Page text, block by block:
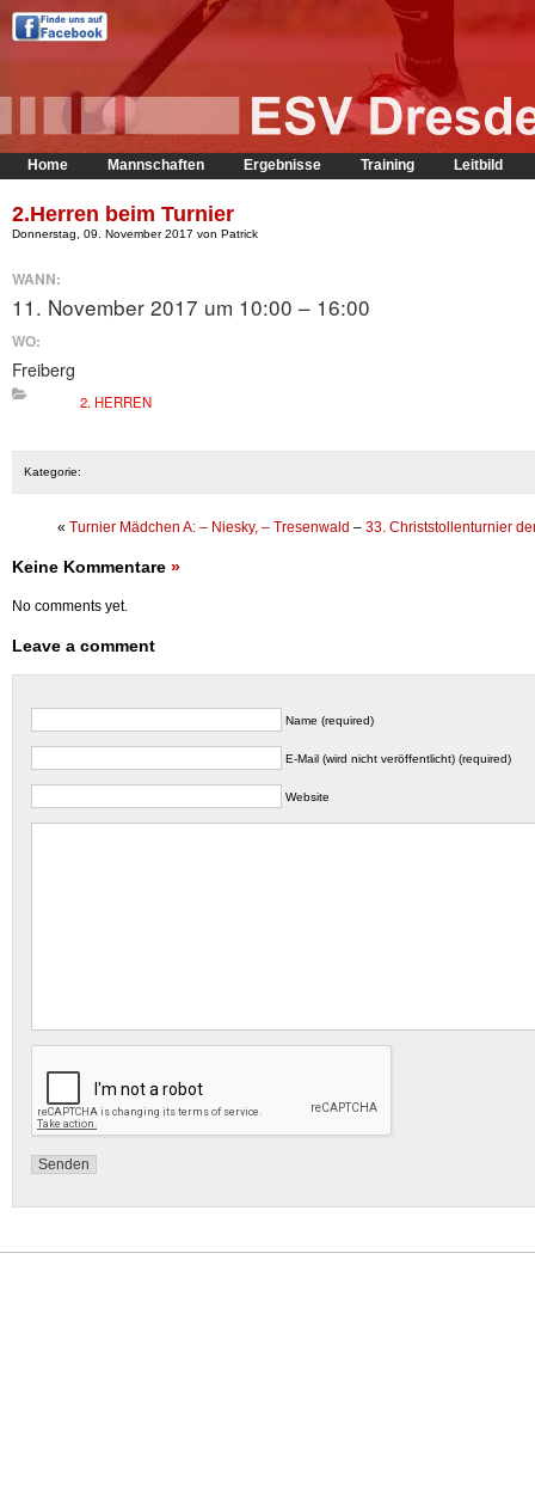
Home Mannschaften Ergebnisse Training Leitbild
2.Herren beim Turnier
Donnerstag, 09. November 2017 von Patrick
WANN:
11. November 2017 um 10:00 – 16:00
WO:
Freiberg
2. HERREN
Kategorie:
« Turnier Mädchen A: – Niesky, – Tresenwald – 33. Christstollenturnier
Keine Kommentare »
No comments yet.
Leave a comment
Name (required)
E-Mail (wird nicht veröffentlicht) (required)
Website